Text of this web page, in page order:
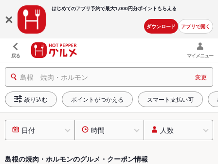
はじめてのアプリ予約で最大1,000円分ポイントもらえる
ダウンロード アプリで開く
戻る マイメニュー
島根 焼肉・ホルモン 変更
絞り込む ポイントがつかえる スマート支払い可
日付 時間 人数
島根の焼肉・ホルモンのグルメ・クーポン情報